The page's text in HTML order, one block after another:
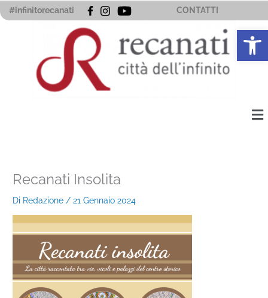
Vai
al
#infinitorecanati CONTATTI
Recanati Insolita
Di Redazione /21 Gennaio 2024
Apri la